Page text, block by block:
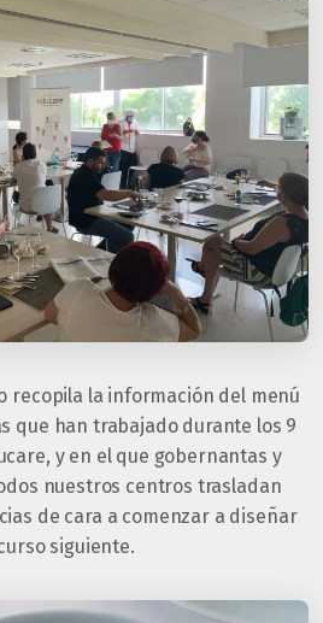
recopila la información del menú
que han trabajado durante los 9
y en el que gobernantas y
nuestros centros trasladan
de cara a comenzar a diseñar
siguiente.